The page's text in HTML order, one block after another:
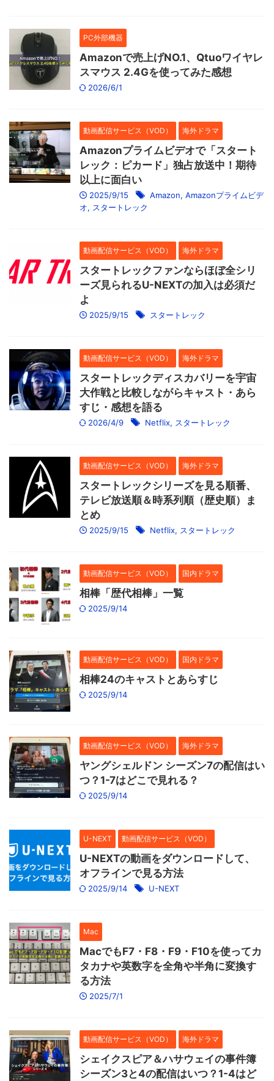
PC外部機器
Amazonで売上げNO.1、Qtuoワイヤレ
スマウス 2.4Gを使ってみた感想
2026/6/1
動画配信サービス（VOD） 海外ドラマ
Amazonプライムビデオで「スタート
レック：ピカード」独占放送中！期待
以上に面白い
2025/9/15 Amazon, Amazonプライムビデ
オ, スタートレック
動画配信サービス（VOD） 海外ドラマ
スタートレックファンならほぼ全シリ
ーズ見られるU-NEXTの加入は必須だ
よ
2025/9/15 スタートレック
動画配信サービス（VOD） 海外ドラマ
スタートレックディスカバリーを宇宙
大作戦と比較しながらキャスト・あら
すじ・感想を語る
2026/4/9 Netflix, スタートレック
動画配信サービス（VOD） 海外ドラマ
スタートレックシリーズを見る順番、
テレビ放送順＆時系列順（歴史順）ま
とめ
2025/9/15 Netflix, スタートレック
動画配信サービス（VOD） 国内ドラマ
相棒「歴代相棒」一覧
2025/9/14
動画配信サービス（VOD） 国内ドラマ
相棒24のキャストとあらすじ
2025/9/14
動画配信サービス（VOD） 海外ドラマ
ヤングシェルドン シーズン7の配信はい
つ？1-7はどこで見れる？
2025/9/14
U-NEXT 動画配信サービス（VOD）
U-NEXTの動画をダウンロードして、
オフラインで見る方法
2025/9/14 U-NEXT
Mac
MacでもF7・F8・F9・F10を使ってカ
タカナや英数字を全角や半角に変換す
る方法
2025/7/1
動画配信サービス（VOD） 海外ドラマ
シェイクスピア＆ハサウェイの事件簿
シーズン3と4の配信はいつ？1-4はど